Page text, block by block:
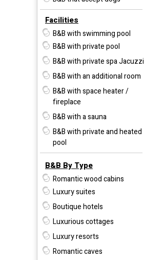
Facilities
B&B with swimming pool
B&B with private pool
B&B with private spa Jacuzzi
B&B with an additional room
B&B with space heater /
fireplace
B&B with a sauna
B&B with private and heated
pool
B&B By Type
Romantic wood cabins
Luxury suites
Boutique hotels
Luxurious cottages
Luxury resorts
Romantic caves